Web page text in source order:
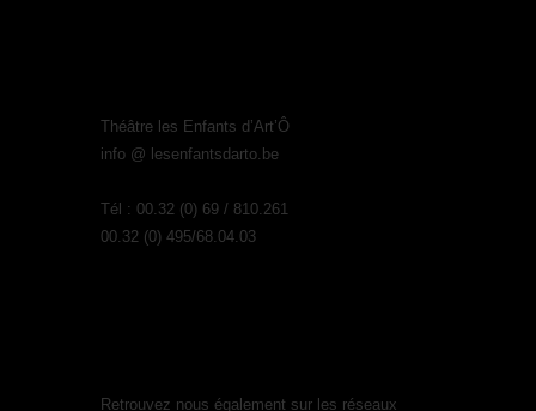
Théâtre les Enfants d’Art’Ô
info @ lesenfantsdarto.be
Tél : 00.32 (0) 69 / 810.261
00.32 (0) 495/68.04.03
Retrouvez nous également sur les réseaux